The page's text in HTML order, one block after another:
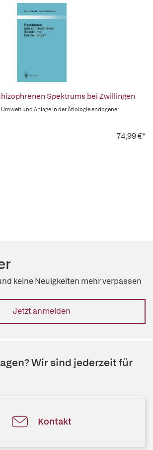
Spektrums bei Zwillingen
Umwelt und Anlage in der Ätiologie endogener
74,99 €*
keine Neuigkeiten mehr verpassen
Jetzt anmelden
Wir sind jederzeit für
Kontakt